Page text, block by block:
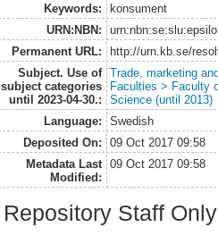
Keywords:
konsument
URN:NBN:
Permanent URL:
http://urn.kb.se/
Subject. Use of
subject categories
until 2023-04-30.:
Trade, marketing
Faculties > Faculty
Science (until 2013)
Language:
Swedish
Deposited On:
09 Oct 2017 09:58
Metadata Last
Modified:
09 Oct 2017 09:58
Repository Staff